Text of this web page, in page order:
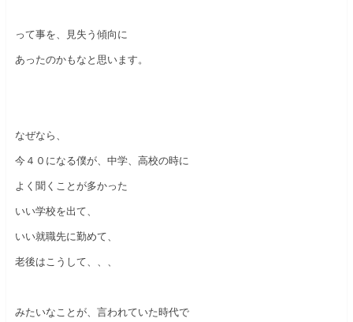
って事を、見失う傾向に
あったのかもなと思います。
なぜなら、
今４０になる僕が、中学、高校の時に
よく聞くことが多かった
いい学校を出て、
いい就職先に勤めて、
老後はこうして、、、
みたいなことが、言われていた時代で